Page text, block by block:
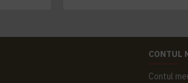
CONTUL
Contul